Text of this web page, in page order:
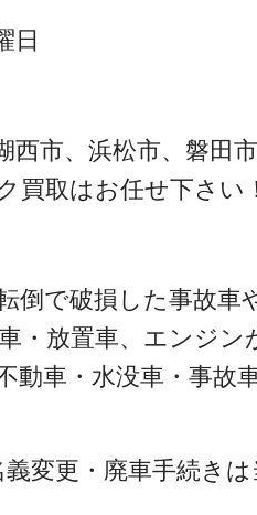
日
西市、浜松市、磐田
買取はお任せ下さい
倒で破損した事故車
・放置車、エンジン
動車・水没車・事故
変更・廃車手続き